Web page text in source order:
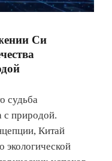
Си
судьба
с природой.
Китай
экологической